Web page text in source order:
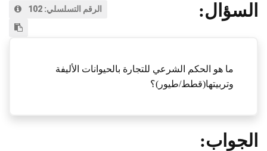
السؤال: الرقم التسلسلي: 102
ما هو الحكم الشرعي للتجارة بالحيوانات الأليفة
وتربيتها(قطط/طيور)؟
الجواب: